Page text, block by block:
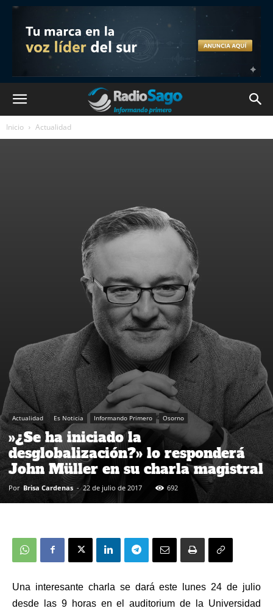
Inicio Actualidad
Actualidad Es Noticia Informando Primero Osorno
»¿Se ha iniciado la
desglobalización?» lo responderá
John Müller en su charla magistral
Por Brisa Cardenas - 22 de julio de 2017 692
Una interesante charla se dará este lunes 24 de julio
desde las 9 horas en el auditorium de la Universidad